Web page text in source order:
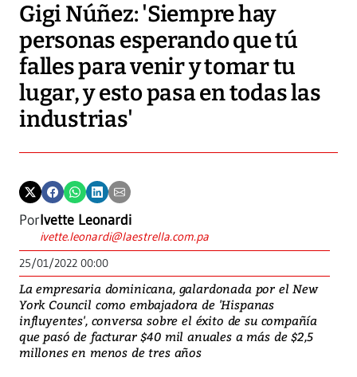
Gigi Núñez: 'Siempre hay
personas esperando que tú
falles para venir y tomar tu
lugar, y esto pasa en todas las
industrias'
PorIvette Leonardi
ivette.leonardi@laestrella.com.pa
25/01/2022 00:00
La empresaria dominicana, galardonada por el New
York Council como embajadora de 'Hispanas
influyentes', conversa sobre el éxito de su compañía
que pasó de facturar $40 mil anuales a más de $2,5
millones en menos de tres años